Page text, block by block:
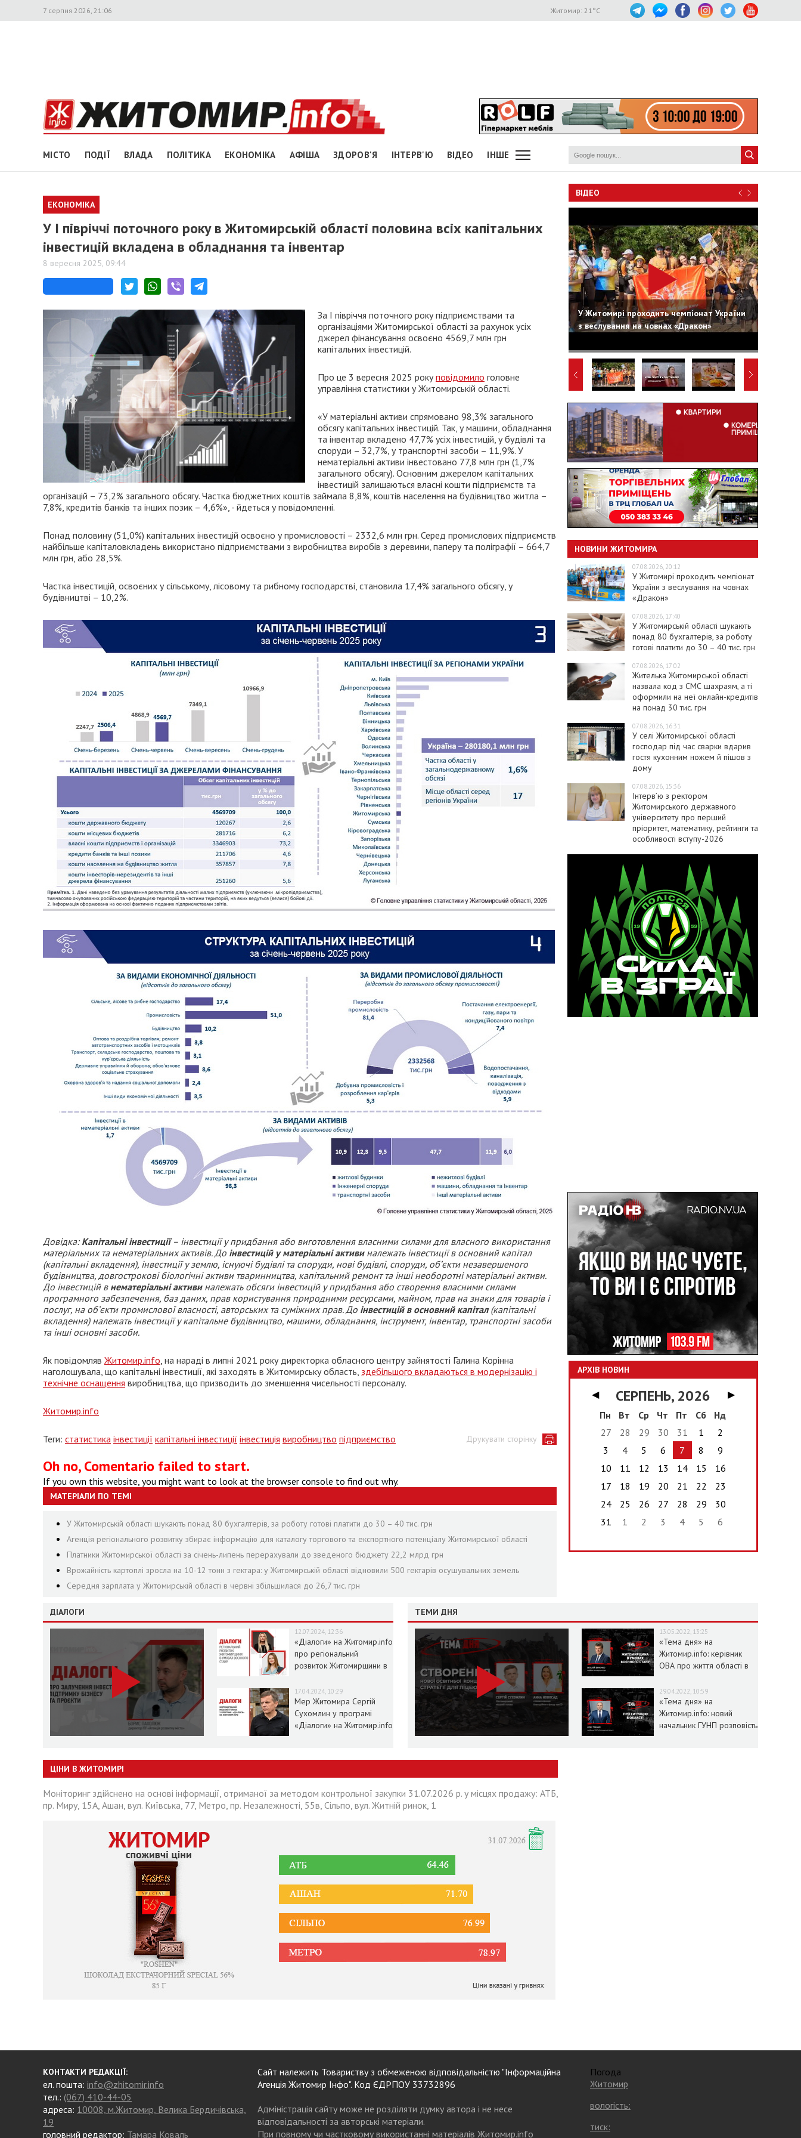
7 серпня 2026, 21:06 Житомир: 21°C
МІСТО ПОДІЇ ВЛАДА ПОЛІТИКА ЕКОНОМІКА АФІША ЗДОРОВ'Я ІНТЕРВ'Ю ВІДЕО ІНШЕ
ЕКОНОМІКА
У І півріччі поточного року в Житомирській області половина всіх капітальних
інвестицій вкладена в обладнання та інвентар
8 вересня 2025, 09:44
За I півріччя поточного року підприємствами та
організаціями Житомирської області за рахунок усіх
джерел фінансування освоєно 4569,7 млн грн
капітальних інвестицій.
Про це 3 вересня 2025 рокуповідомило головне
управління статистики у Житомирській області.
«У матеріальні активи спрямовано 98,3% загального
обсягу капітальних інвестицій. Так, у машини, обладнання
та інвентар вкладено 47,7% усіх інвестицій, у будівлі та
споруди – 32,7%, у транспортні засоби – 11,9%. У
нематеріальні активи інвестовано 77,8 млн грн (1,7%
загального обсягу). Основним джерелом капітальних
інвестицій залишаються власні кошти підприємств та
організацій – 73,2% загального обсягу. Частка бюджетних коштів займала 8,8%, коштів населення на будівництво житла –
7,8%, кредитів банків та інших позик – 4,6%», - йдеться у повідомленні.
Понад половину (51,0%) капітальних інвестицій освоєно у промисловості – 2332,6 млн грн. Серед промислових підприємств
найбільше капіталовкладень використано підприємствами з виробництва виробів з деревини, паперу та поліграфії – 664,7
млн грн, або 28,5%.
Частка інвестицій, освоєних у сільському, лісовому та рибному господарстві, становила 17,4% загального обсягу, у
будівництві – 10,2%.
Довідка: Капітальні інвестиції – інвестиції у придбання або виготовлення власними силами для власного використання
матеріальних та нематеріальних активів. До інвестицій у матеріальні активиналежать інвестиції в основний капітал
(капітальні вкладення), інвестиції у землю, існуючі будівлі та споруди, нові будівлі, споруди, об’єкти незавершеного
будівництва, довгострокові біологічні активи тваринництва, капітальний ремонт та інші необоротні матеріальні активи.
До інвестицій в нематеріальні активиналежать обсяги інвестицій у придбання або створення власними силами
програмного забезпечення, баз даних, прав користування природними ресурсами, майном, прав на знаки для товарів і
послуг, на об’єкти промислової власності, авторських та суміжних прав. До інвестицій в основний капітал(капітальні
вкладення) належать інвестиції у капітальне будівництво, машини, обладнання, інструмент, інвентар, транспортні засоби
та інші основні засоби.
Як повідомляв Житомир.info, на нараді в липні 2021 року директорка обласного центру зайнятості Галина Корінна
наголошувала, що капітальні інвестиції, які заходять в Житомирську область, здебільшого вкладаються в модернізацію і
технічне оснащення виробництва, що призводить до зменшення чисельності персоналу.
Житомир.info
Друкувати сторінку
Теги: статистика інвестиції капітальні інвестиції інвестиція виробництво підприємство
Oh no, Comentario failed to start.
If you own this website, you might want to look at the browser console to find out why.
МАТЕРІАЛИ ПО ТЕМІ
У Житомирській області шукають понад 80 бухгалтерів, за роботу готові платити до 30 – 40 тис. грн
Агенція регіонального розвитку збирає інформацію для каталогу торгового та експортного потенціалу Житомирської області
Платники Житомирської області за січень-липень перерахували до зведеного бюджету 22,2 млрд грн
Врожайність картоплі зросла на 10-12 тонн з гектара: у Житомирській області відновили 500 гектарів осушувальних земель
Середня зарплата у Житомирській області в червні збільшилася до 26,7 тис. грн
ВІДЕО
У Житомирі проходить чемпіонат України
з веслування на човнах «Дракон»
НОВИНИ ЖИТОМИРА
07.08.2026, 20:12
У Житомирі проходить чемпіонат
України з веслування на човнах
«Дракон»
07.08.2026, 17:40
У Житомирській області шукають
понад 80 бухгалтерів, за роботу
готові платити до 30 – 40 тис. грн
07.08.2026, 17:02
Жителька Житомирської області
назвала код з СМС шахраям, а ті
оформили на неї онлайн-кредитів
на понад 30 тис. грн
07.08.2026, 16:31
У селі Житомирської області
господар під час сварки вдарив
гостя кухонним ножем й пішов з
дому
07.08.2026, 15:36
Інтерв’ю з ректором
Житомирського державного
університету про перший
пріоритет, математику, рейтинги та
особливості вступу-2026
АРХІВ НОВИН
◀ СЕРПЕНЬ, 2026
▶
Пн
Вт Ср Чт Пт Сб
Нд
27
28 29 30 31 1
2
3
4 5 6 7 8
9
10
11 12 13 14 15
16
17
18 19 20 21 22
23
24
25 26 27 28 29
30
31
1 2 3 4 5 6
ДІАЛОГИ
12.07.2024, 12:36
«Діалоги» на Житомир.info
про регіональний
розвиток Житомирщини в
17.04.2024, 10:29
Мер Житомира Сергій
Сухомлин у програмі
«Діалоги» на Житомир.info
ТЕМИ ДНЯ
13.05.2022, 13:25
«Тема дня» на
Житомир.info: керівник
ОВА про життя області в
29.04.2022, 10:59
«Тема дня» на
Житомир.info: новий
начальник ГУНП розповість
ЦІНИ В ЖИТОМИРІ
Моніторинг здійснено на основі інформації, отриманої за методом контрольної закупки 31.07.2026 р. у місцях продажу: АТБ,
пр. Миру, 15А, Ашан, вул. Київська, 77, Метро, пр. Незалежності, 55в, Сільпо, вул. Житній ринок, 1
КОНТАКТИ РЕДАКЦІЇ:
ел. пошта: info@zhitomir.info
тел.: (067) 410-44-05
адреса: 10008, м.Житомир, Велика Бердичівська,
19
головний редактор: Тамара Коваль
Сайт належить Товариству з обмеженою відповідальністю "Інформаційна
Агенція Житомир Інфо". Код ЄДРПОУ 33732896
Адміністрація сайту може не розділяти думку автора і не несе
відповідальності за авторські матеріали.
При повному чи частковому використанні матеріалів Житомир.info
Погода
Житомир
вологість:
тиск: